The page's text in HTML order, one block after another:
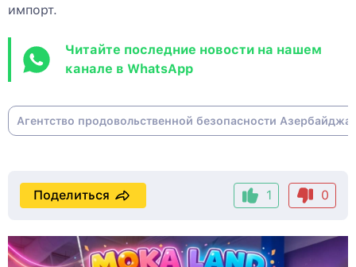
импорт.
Читайте последние новости на нашем
канале в WhatsApp
Агентство продовольственной безопасности
1 0
Поделиться